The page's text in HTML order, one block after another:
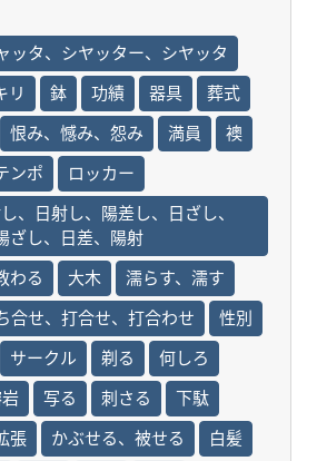
ッタ、シヤッター、シヤッタ
リ
鉢 功績 器具
葬式
恨み、憾み、怨み 満員
襖
ンポ
ロッカー
、日射し、陽差し、日ざし、
ざし、日差、陽射
わる 大木
濡らす、濡す
合せ、打合せ、打合わせ
性別
サークル 剃る
何しろ
写る 刺さる
下駄
張 かぶせる、被せる
白髪